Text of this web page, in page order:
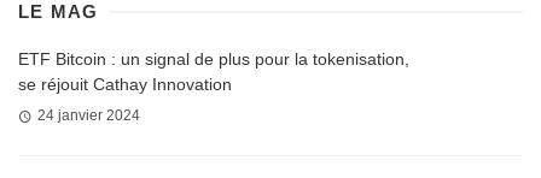
LE MAG
ETF Bitcoin : un signal de plus pour la tokenisation,
se réjouit Cathay Innovation
24 janvier 2024